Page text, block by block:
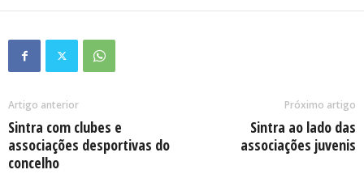
Artigo anterior
Sintra com clubes e
associações desportivas do
concelho
Próximo artigo
Sintra ao lado das
associações juvenis